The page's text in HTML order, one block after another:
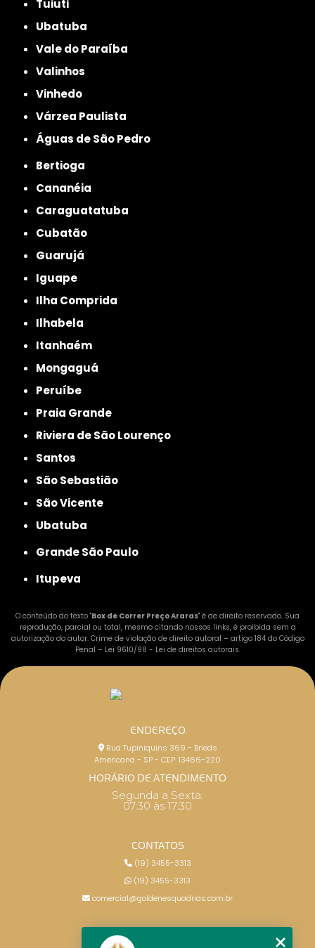
Tuiuti
Ubatuba
Vale do Paraíba
Valinhos
Vinhedo
Várzea Paulista
Águas de São Pedro
Bertioga
Cananéia
Caraguatatuba
Cubatão
Guarujá
Iguape
Ilha Comprida
Ilhabela
Itanhaém
Mongaguá
Peruíbe
Praia Grande
Riviera de São Lourenço
Santos
São Sebastião
São Vicente
Ubatuba
Grande São Paulo
Itupeva
O conteúdo do texto "Box de Correr Preço Araras" é de direito reservado. Sua
reprodução, parcial ou total, mesmo citando nossos links, é proibida sem a
autorização do autor. Crime de violação de direito autoral – artigo 184 do Código
Penal – Lei 9610/98 - Lei de direitos autorais.
ENDEREÇO
Rua Tupiniquins 369 - Brieds
Americana - SP - CEP: 13466-220
HORÁRIO DE ATENDIMENTO
Segunda a Sexta:
07:30 às 17:30
CONTATOS
(19) 3455-3313
(19) 3455-3313
comercial@goldenesquadrias.com.br